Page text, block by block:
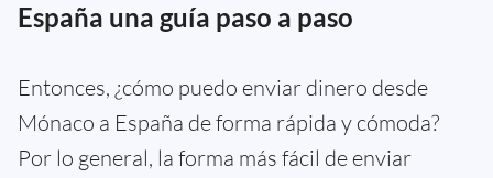
España una guía paso a paso
Entonces, ¿cómo puedo enviar dinero desde
Mónaco a España de forma rápida y cómoda?
Por lo general, la forma más fácil de enviar